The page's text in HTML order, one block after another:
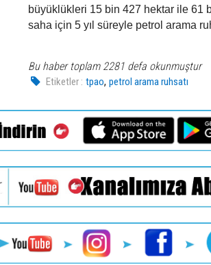
büyüklükleri 15 bin 427 hektar ile 61
saha için 5 yıl süreyle petrol arama
Bu haber toplam 2281 defa okunmuştur
Etiketler : tpao,petrol arama ruhsatı